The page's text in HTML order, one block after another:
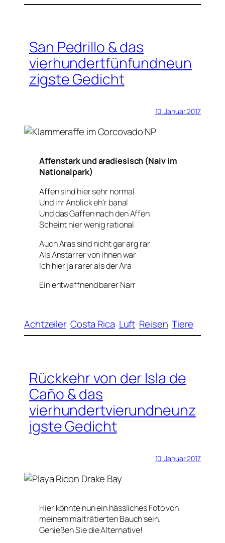
San Pedrillo & das
vierhundertfünfundneun
zigste Gedicht
10. Januar 2017
Affenstark und aradiesisch (Naiv im
Nationalpark)
Affen sind hier sehr normal
Und ihr Anblick eh’r banal
Und das Gaffen nach den Affen
Scheint hier wenig rational
Auch Aras sind nicht gar arg rar
Als Anstarrer von ihnen war
Ich hier ja rarer als der Ara
Ein entwaffnend barer Narr
Achtzeiler Costa Rica Luft Reisen Tiere
Rückkehr von der Isla de
Caño & das
vierhundertvierundneunz
igste Gedicht
10. Januar 2017
Hier könnte nun ein hässliches Foto von
meinem malträtierten Bauch sein.
Genießen Sie die Alternative!